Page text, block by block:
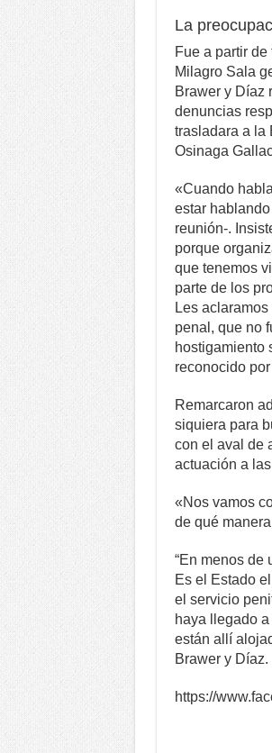
La
Fue a partir
Milagro Sala
Brawer y Díaz
denuncias
trasladara a la
Osinaga
«Cuando
estar
reunión-.
porque
que tenemos
parte de los
Les
penal, que no
hostigamiento
reconocido
Remarcaron
siquiera para
con el aval de
actuación a
«Nos vamos
de qué
“En menos de
Es el Estado
el servicio
haya llegado
están allí
Brawer y Díaz.
https://